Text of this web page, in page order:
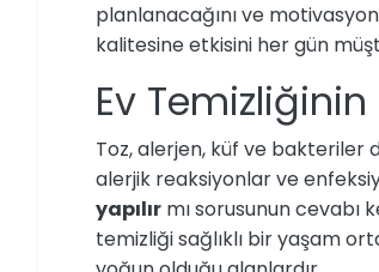
planlanacağını ve
kalitesine etkisini her gün
Ev Temizliğinin
Toz, alerjen, küf ve bakteriler
alerjik reaksiyonlar ve
yapılır mı sorusunun cevabı
temizliği sağlıklı bir yaşam